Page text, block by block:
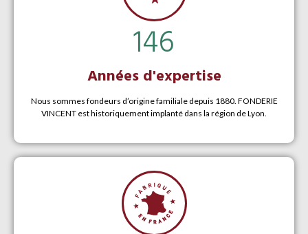
146
Années d'expertise
Nous sommes fondeurs d’origine familiale depuis 1880. FONDERIE
VINCENT est historiquement implanté dans la région de Lyon.